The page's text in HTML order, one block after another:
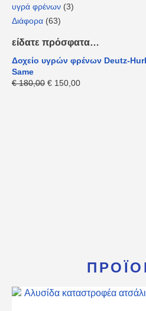
υγρά φρένων (3)
Διάφορα (63)
είδατε πρόσφατα…
Δοχείο υγρών φρένων Deutz-
Same
€180,00 € 150,00